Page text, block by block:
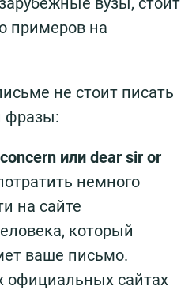
примеров на
не стоит писать
фразы:
или dear sir or
немного
на сайте
который
ваше письмо.
официальных сайтах